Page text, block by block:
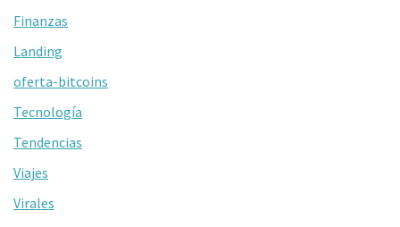
Finanzas
Landing
oferta-bitcoins
Tecnología
Tendencias
Viajes
Virales